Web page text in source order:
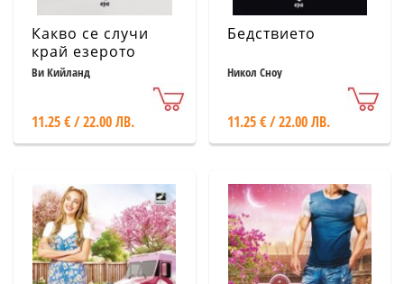
Какво се случи
край езерото
Ви Кийланд
11.25 € / 22.00 ЛВ.
Бедствието
Никол Сноу
11.25 € / 22.00 ЛВ.